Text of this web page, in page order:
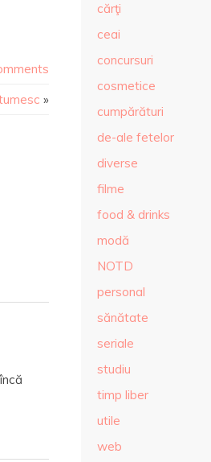
»
cărţi
ceai
concursuri
cosmetice
cumpărături
de-ale fetelor
diverse
filme
food & drinks
modă
NOTD
personal
sănătate
seriale
studiu
timp liber
utile
web